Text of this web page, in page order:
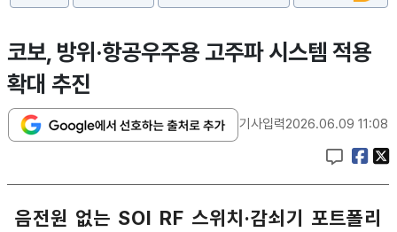
코보, 방위·항공우주용 고주파 시스템 적용
확대 추진
기사입력2026.06.09 11:08
음전원 없는 SOI RF 스위치·감쇠기 포트폴리